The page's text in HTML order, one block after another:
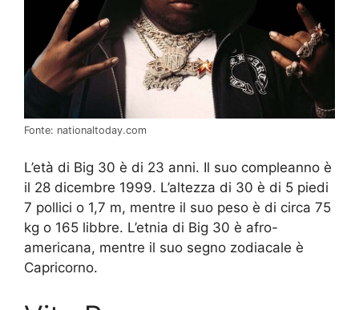
Fonte: nationaltoday.com
L’età di Big 30 è di 23 anni. Il suo compleanno è
il 28 dicembre 1999. L’altezza di 30 è di 5 piedi
7 pollici o 1,7 m, mentre il suo peso è di circa 75
kg o 165 libbre. L’etnia di Big 30 è afro-
americana, mentre il suo segno zodiacale è
Capricorno.